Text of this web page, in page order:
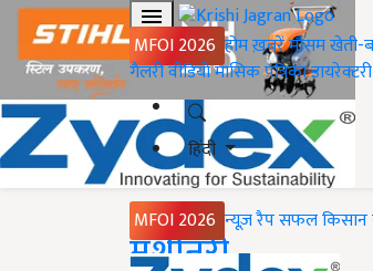
MFOI 2026 होमख़बरेंमौसमखेती-
गैलरीवीडियोमासिक पत्रिकाडायरेक्टरी
हिंदी
MFOI 2026 न्यूज़ रैपसफल किसान
Home
मशीनरी